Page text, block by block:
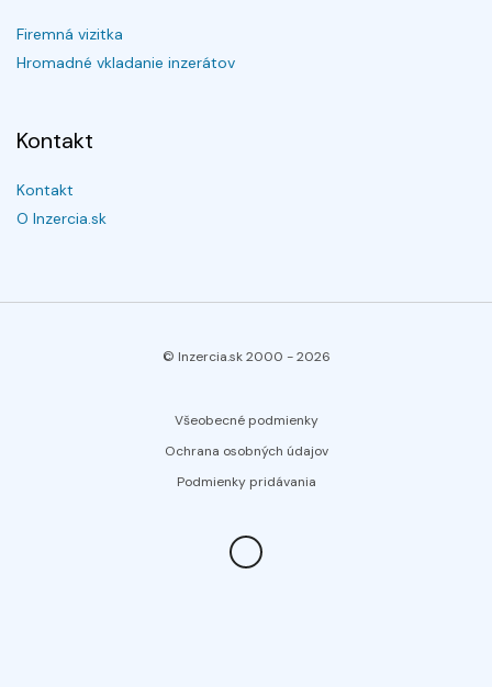
Firemná vizitka
Hromadné vkladanie inzerátov
Kontakt
Kontakt
O Inzercia.sk
© Inzercia.sk 2000 -2026
Všeobecné podmienky
Ochrana osobných údajov
Podmienky pridávania